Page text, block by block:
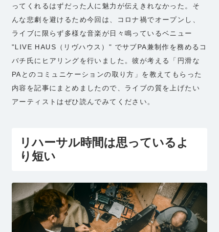
ってくれるはずだった人に魅力が伝えきれなかった。そ
んな悲劇を避けるため今回は、コロナ禍でオープンし、
ライブに限らず多様な音楽が日々鳴っているベニュー
"LIVE HAUS（リヴハウス）" でサブPA兼制作を務めるコ
バチ氏にヒアリングを行いました。彼が考える「円滑な
PAとのコミュニケーションの取り方」を教えてもらった
内容を記事にまとめましたので、ライブの質を上げたい
アーティストはぜひ読んでみてください。
リハーサル時間は思っているよ
り短い